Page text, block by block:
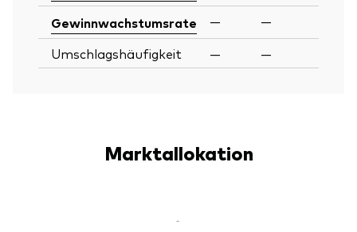
Gewinnwachstumsrate —
—
Umschlagshäufigkeit
— —
Marktallokation
-